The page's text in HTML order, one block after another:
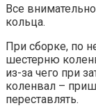
Все
кольца.
При сборке, по
шестерню
из-за чего при
коленвал –
переставлять.